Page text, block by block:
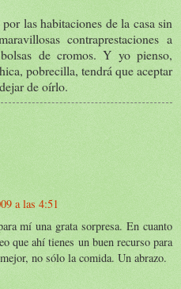
las habitaciones de la casa sin
contraprestaciones a
de cromos. Y yo pienso,
pobrecilla, tendrá que aceptar
de oírlo.
a las 4:51
mí una grata sorpresa. En cuanto
que ahí tienes un buen recurso para
no sólo la comida. Un abrazo.